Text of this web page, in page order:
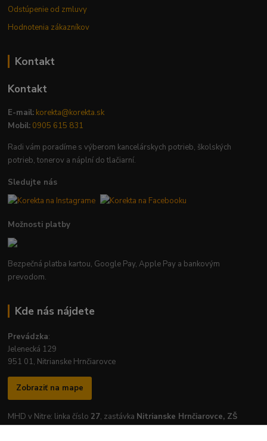
Odstúpenie od zmluvy
Hodnotenia zákazníkov
Kontakt
Kontakt
E-mail: korekta@korekta.sk
Mobil: 0905 615 831
Radi vám poradíme s výberom kancelárskych potrieb, školských
potrieb, tonerov a náplní do tlačiarní.
Sledujte nás
Možnosti platby
Bezpečná platba kartou, Google Pay, Apple Pay a bankovým
prevodom.
Kde nás nájdete
Prevádzka:
Jelenecká 129
951 01, Nitrianske Hrnčiarovce
Zobraziť na mape
MHD v Nitre: linka číslo 27, zastávka Nitrianske Hrnčiarovce, ZŠ